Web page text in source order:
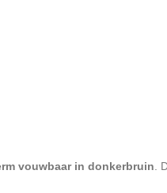
vouwbaar in donkerbruin .